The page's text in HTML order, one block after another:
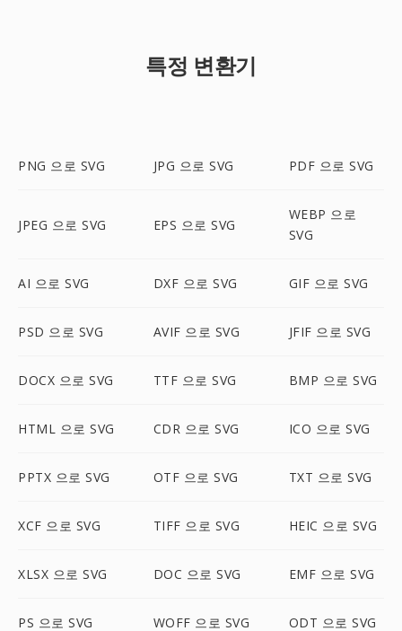
특정 변환기
PNG 으로 SVG JPG 으로 SVG PDF 으로 SVG
JPEG 으로 SVG EPS 으로 SVG
WEBP 으로
SVG
AI 으로 SVG DXF 으로 SVG GIF 으로 SVG
PSD 으로 SVG AVIF 으로 SVG JFIF 으로 SVG
DOCX 으로 SVG TTF 으로 SVG BMP 으로 SVG
HTML 으로 SVG CDR 으로 SVG ICO 으로 SVG
PPTX 으로 SVG OTF 으로 SVG TXT 으로 SVG
XCF 으로 SVG TIFF 으로 SVG HEIC 으로 SVG
XLSX 으로 SVG DOC 으로 SVG EMF 으로 SVG
PS 으로 SVG WOFF 으로 SVG ODT 으로 SVG